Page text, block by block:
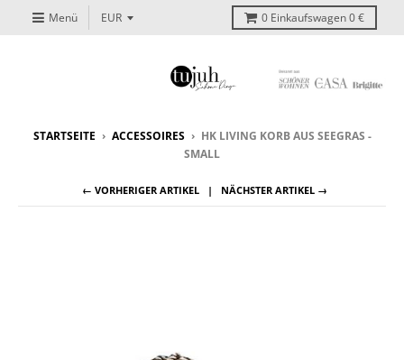
Menü 0 Einkaufswagen0 €
STARTSEITE › ACCESSOIRES › HK LIVING KORB AUS SEEGRAS -
SMALL
← VORHERIGER ARTIKEL NÄCHSTER ARTIKEL →